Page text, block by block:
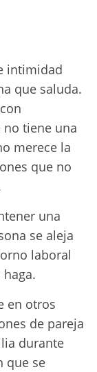
intimidad
que saluda.
tiene una
merece la
que no
una
se aleja
laboral
en otros
de pareja
durante
que se